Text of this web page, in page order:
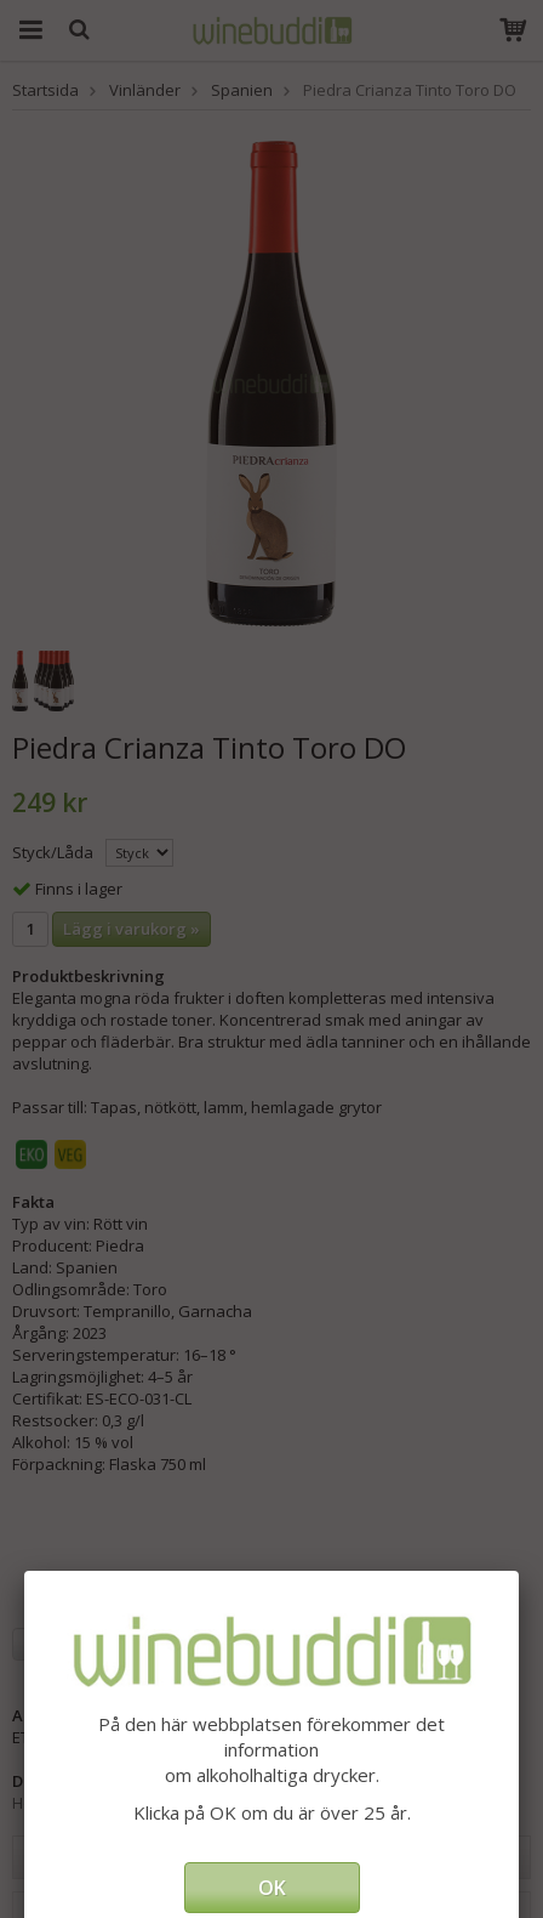
Produkten har blivit
Startsida Vinländer Spanien Piedra Crianza Tinto Toro DO
Piedra Crianza Tinto Toro DO
249 kr
Styck/Låda
Finns i lager
Lägg i varukorg »
Produktbeskrivning
Eleganta mogna röda frukter i doften kompletteras med intensiva
kryddiga och rostade toner. Koncentrerad smak med aningar av
peppar och fläderbär. Bra struktur med ädla tanniner och en ihållande
avslutning.
Passar till: Tapas, nötkött, lamm, hemlagade grytor
Fakta
Typ av vin: Rött vin
Producent: Piedra
Land: Spanien
Odlingsområde: Toro
Druvsort: Tempranillo, Garnacha
Årgång: 2023
Serveringstemperatur: 16–18 °
Lagringsmöjlighet: 4–5 år
Certifikat: ES-ECO-031-CL
Restsocker: 0,3 g/l
Alkohol: 15 % vol
Förpackning: Flaska 750 ml
Lägg i önskelista
Artikelnummer:
ET-15110
Direktlänk:
Högerklicka och kopiera adressen
På den här webbplatsen förekommer det
information
om alkoholhaltiga drycker.
Klicka på OK om du är över 25 år.
OK